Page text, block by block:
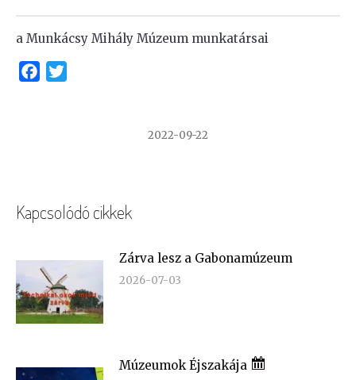
a Munkácsy Mihály Múzeum munkatársai
Facebook
2022-09-22
Kapcsolódó cikkek
Zárva lesz a Gabonamúzeum
2026-07-03
Múzeumok Éjszakája